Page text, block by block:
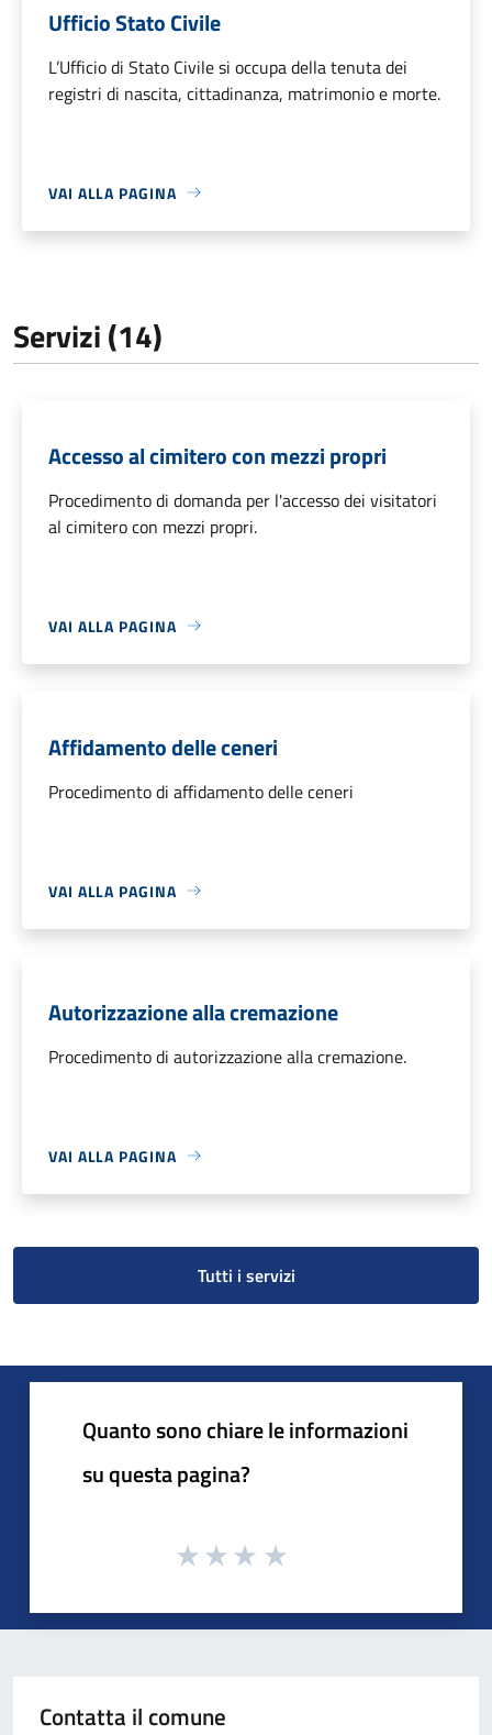
Ufficio Stato Civile
L’Ufficio di Stato Civile si occupa della tenuta dei
registri di nascita, cittadinanza, matrimonio e morte.
VAI ALLA PAGINA
Servizi (14)
Accesso al cimitero con mezzi propri
Procedimento di domanda per l'accesso dei visitatori
al cimitero con mezzi propri.
VAI ALLA PAGINA
Affidamento delle ceneri
Procedimento di affidamento delle ceneri
VAI ALLA PAGINA
Autorizzazione alla cremazione
Procedimento di autorizzazione alla cremazione.
VAI ALLA PAGINA
Tutti i servizi
Quanto sono chiare le informazioni
su questa pagina?
Contatta il comune